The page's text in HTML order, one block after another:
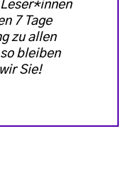
7 Tage
zu allen
bleiben
Sie!